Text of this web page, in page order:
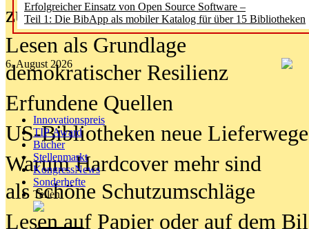
Erfolgreicher Einsatz von Open Source Software –
Teil 1: Die BibApp als mobiler Katalog für über 15 Bibliotheken
6. August 2026
Innovationspreis
TIP Award
Bücher
Stellenmarkt
KongressNews
Sonderhefte
Teilen
zu kurz greift
Lesen als Grundlage
demokratischer Resilienz
Erfundene Quellen
US-Bibliotheken neue Lieferwege
Warum Hardcover mehr sind
als schöne Schutzumschläge
Lesen auf Papier oder auf dem